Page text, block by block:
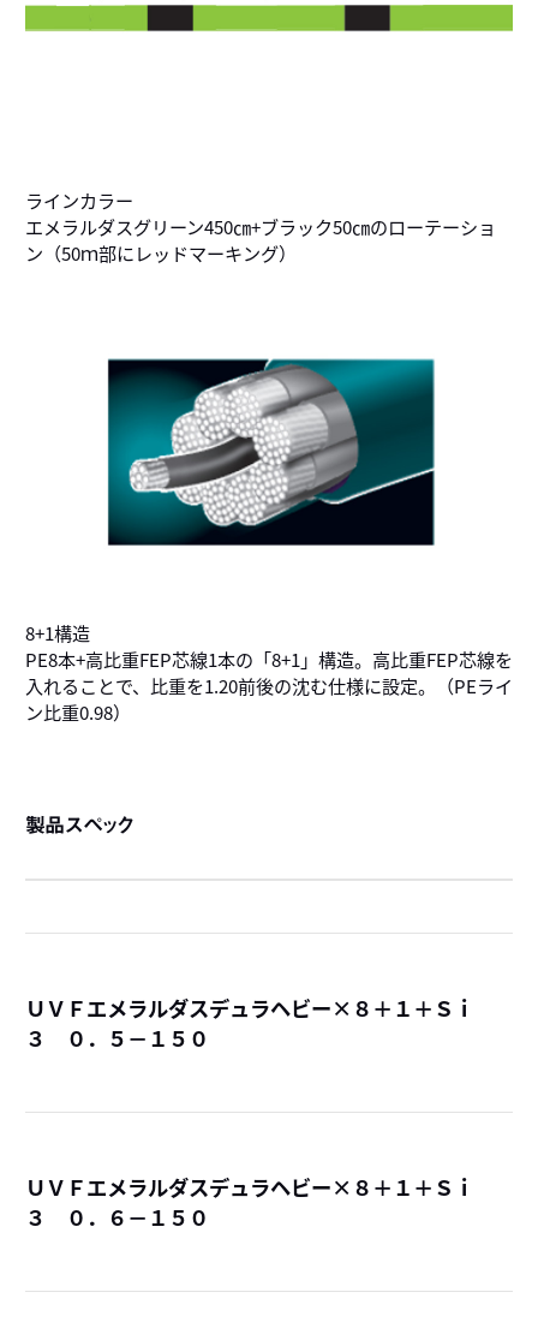
ラインカラー
エメラルダスグリーン450㎝+ブラック50㎝のローテーショ
ン（50ｍ部にレッドマーキング）
8+1構造
PE8本+高比重FEP芯線1本の「8+1」構造。高比重FEP芯線を
入れることで、比重を1.20前後の沈む仕様に設定。（PEライ
ン比重0.98）
製品スペック
ＵＶＦエメラルダスデュラヘビー×８＋１＋Ｓｉ
３ ０．５－１５０
ＵＶＦエメラルダスデュラヘビー×８＋１＋Ｓｉ
３ ０．６－１５０